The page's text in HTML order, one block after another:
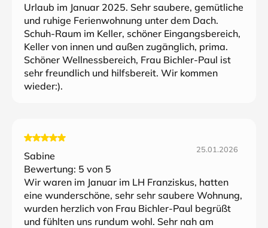
Urlaub im Januar 2025. Sehr saubere, gemütliche
und ruhige Ferienwohnung unter dem Dach.
Schuh-Raum im Keller, schöner Eingangsbereich,
Keller von innen und außen zugänglich, prima.
Schöner Wellnessbereich, Frau Bichler-Paul ist
sehr freundlich und hilfsbereit. Wir kommen
wieder:).
Sabine
25.01.2026
Bewertung: 5 von 5
Wir waren im Januar im LH Franziskus, hatten
eine wunderschöne, sehr sehr saubere Wohnung,
wurden herzlich von Frau Bichler-Paul begrüßt
und fühlten uns rundum wohl. Sehr nah am